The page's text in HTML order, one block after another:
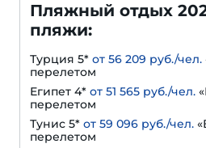
Пляжный отдых
пляжи:
Турция 5* от 56 209 руб./чел.
перелетом
Египет 4* от 51 565 руб./чел.
перелетом
Тунис 5* от 59 096 руб./чел.
перелетом